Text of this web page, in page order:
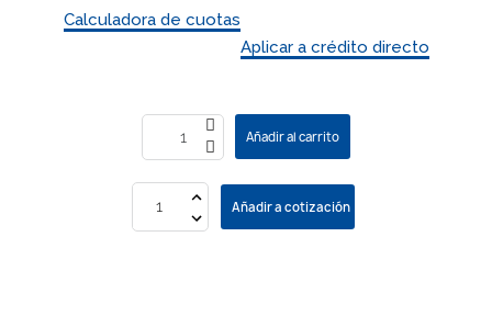
Calculadora de cuotas
Aplicar a crédito directo
Añadir al carrito
Añadir a cotización